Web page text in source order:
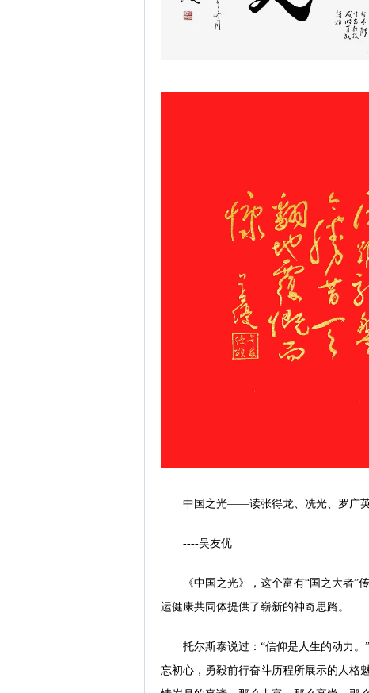
中国之光——读张得龙、冼光、罗广
----吴友优
《中国之光》，这个富有“国之大者”
运健康共同体提供了崭新的神奇思路。
托尔斯泰说过：“信仰是人生的动力
忘初心，勇毅前行奋斗历程所展示的人格